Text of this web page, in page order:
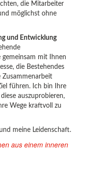
die Mitarbeiter
möglichst ohne
und Entwicklung
mit Ihnen
die Bestehendes
führen. Ich bin Ihre
auszuprobieren,
Wege kraftvoll zu
meine Leidenschaft.
aus einem inneren